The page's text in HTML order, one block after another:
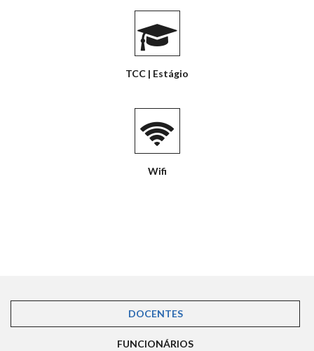
TCC | Estágio
Wifi
DOCENTES(ABA ATIVA)
FUNCIONÁRIOS